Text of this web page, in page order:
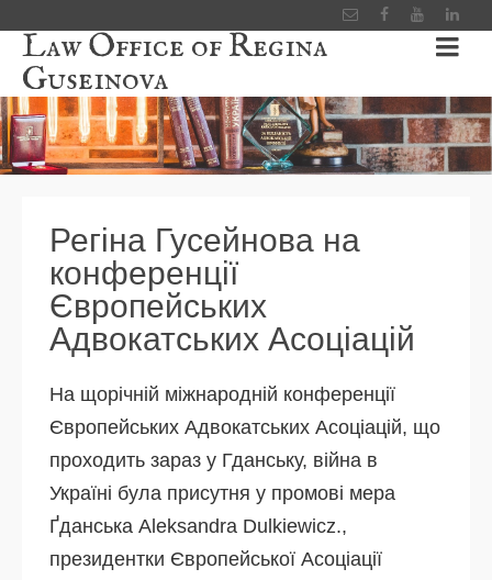
Law Office of Regina
Guseinova
Регіна Гусейнова на
конференції
Європейських
Адвокатських Асоціацій
На щорічній міжнародній конференції
Європейських Адвокатських Асоціацій, що
проходить зараз у Гданську, війна в
Україні була присутня у промові мера
Ґданська Aleksandra Dulkiewicz.,
президентки Європейської Асоціації